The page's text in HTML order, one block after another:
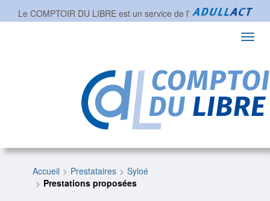
Le COMPTOIR DU LIBRE est un service de l'
Accueil Prestataires
Syloé
Prestations proposées